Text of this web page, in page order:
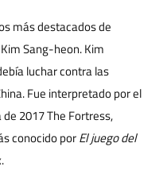
más destacados de
Sang-heon. Kim
luchar contra las
Fue interpretado por el
2017 The Fortress,
conocido porEl juego del